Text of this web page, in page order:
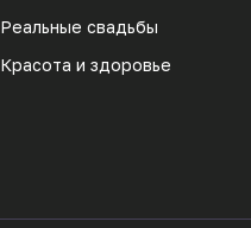
Реальные свадьбы
Красота и здоровье